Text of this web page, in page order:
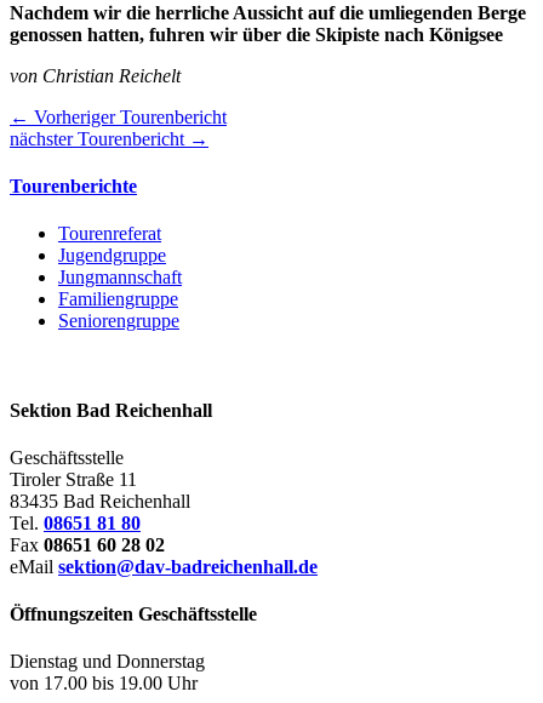
Nachdem wir die herrliche Aussicht auf die umliegenden Berge
genossen hatten, fuhren wir über die Skipiste nach Königsee
von Christian Reichelt
← Vorheriger Tourenbericht
nächster Tourenbericht →
Tourenberichte
Tourenreferat
Jugendgruppe
Jungmannschaft
Familiengruppe
Seniorengruppe
Sektion Bad Reichenhall
Geschäftsstelle
Tiroler Straße 11
83435 Bad Reichenhall
Tel. 08651 81 80
Fax 08651 60 28 02
eMail sektion@dav-badreichenhall.de
Öffnungszeiten Geschäftsstelle
Dienstag und Donnerstag
von 17.00 bis 19.00 Uhr